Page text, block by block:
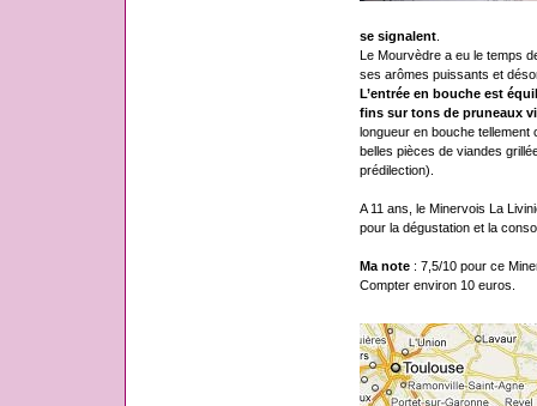
se signalent.
Le Mourvèdre a eu le temps
ses arômes puissants et
L’entrée en bouche est
fins sur tons de pruneaux
longueur en bouche
belles pièces de viandes
prédilection).
A 11 ans, le Minervois La
pour la dégustation et la
Ma note: 7,5/10 pour ce
Compter environ 10 euros.